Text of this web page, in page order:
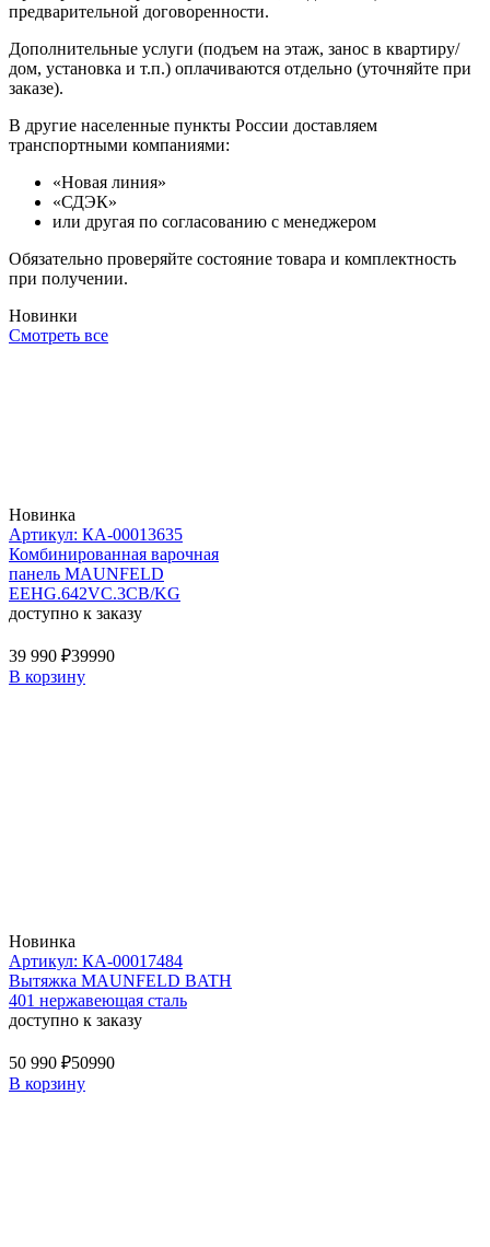
предварительной договоренности.
Дополнительные услуги (подъем на этаж, занос в квартиру/
дом, установка и т.п.) оплачиваются отдельно (уточняйте при
заказе).
В другие населенные пункты России доставляем
транспортными компаниями:
«Новая линия»
«СДЭК»
или другая по согласованию с менеджером
Обязательно проверяйте состояние товара и комплектность
при получении.
Новинки
Смотреть все
Новинка
Артикул: КА-00013635
Комбинированная варочная
панель MAUNFELD
EEHG.642VC.3CB/KG
доступно к заказу
39 990 ₽39990
В корзину
Новинка
Артикул: КА-00017484
Вытяжка MAUNFELD BATH
401 нержавеющая сталь
доступно к заказу
50 990 ₽50990
В корзину